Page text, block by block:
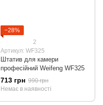
−28%
2
Артикул: WF325
Штатив для камери
професійний Weifeng WF325
713 грн 990 грн
Немає в наявності